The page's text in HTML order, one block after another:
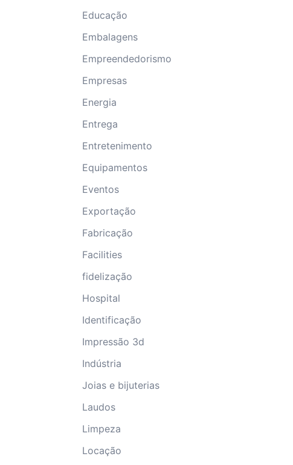
Educação
Embalagens
Empreendedorismo
Empresas
Energia
Entrega
Entretenimento
Equipamentos
Eventos
Exportação
Fabricação
Facilities
fidelização
Hospital
Identificação
Impressão 3d
Indústria
Joias e bijuterias
Laudos
Limpeza
Locação